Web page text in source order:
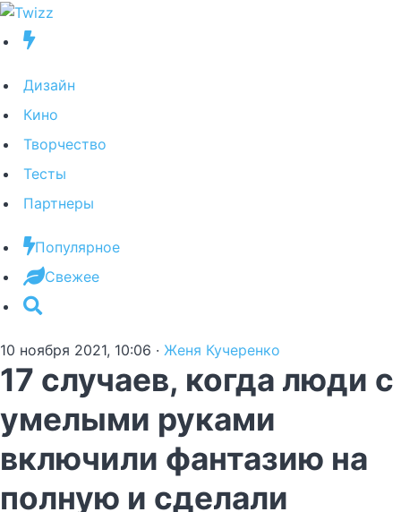
Дизайн
Кино
Творчество
Тесты
Партнеры
Популярное
Свежее
10 ноября 2021, 10:06 · Женя Кучеренко
17 случаев, когда люди с
умелыми руками
включили фантазию на
полную и сделали